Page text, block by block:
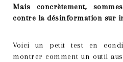
Mais concrètement,
contre la désinformation sur
Voici un petit test en
montrer comment un outil